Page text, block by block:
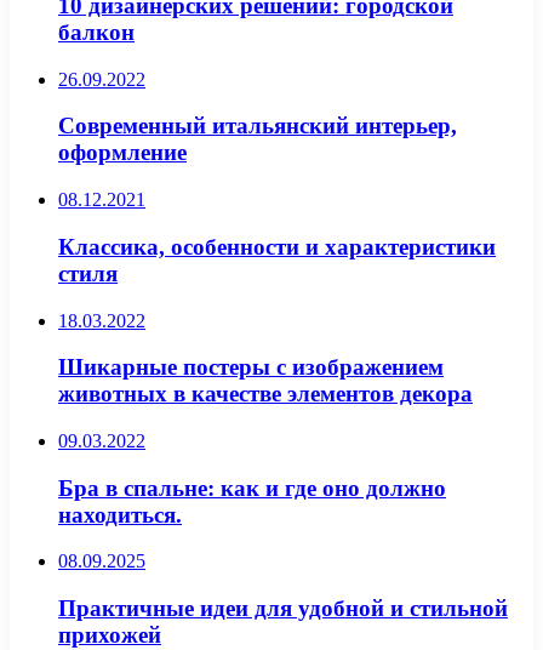
10 дизайнерских решений: городской
балкон
26.09.2022
Современный итальянский интерьер,
оформление
08.12.2021
Классика, особенности и характеристики
стиля
18.03.2022
Шикарные постеры с изображением
животных в качестве элементов декора
09.03.2022
Бра в спальне: как и где оно должно
находиться.
08.09.2025
Практичные идеи для удобной и стильной
прихожей